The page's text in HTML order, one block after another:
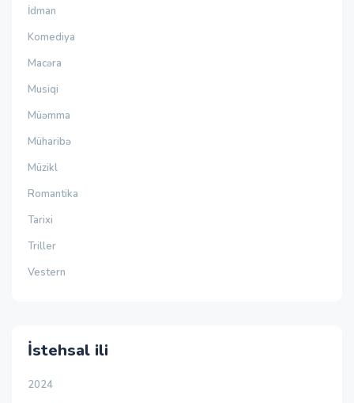
İdman
Komediya
Macəra
Musiqi
Müəmma
Müharibə
Müzikl
Romantika
Tarixi
Triller
Vestern
İstehsal ili
2024